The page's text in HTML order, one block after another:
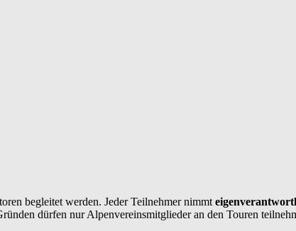
begleitet werden. Jeder Teilnehmer nimmt
dürfen nur Alpenvereinsmitglieder an den Touren